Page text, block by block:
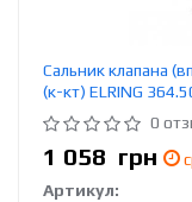
Сальник клапана
(к-кт) ELRING
0
1 058 грн
Артикул: